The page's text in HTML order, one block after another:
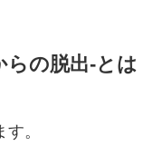
らの脱出-とは
。